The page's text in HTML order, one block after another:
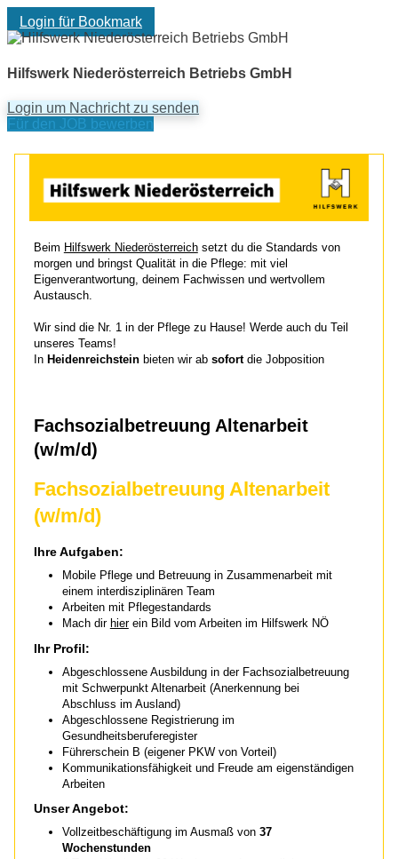
Login für Bookmark
Hilfswerk Niederösterreich Betriebs GmbH
Login um Nachricht zu senden
Für den JOB bewerben